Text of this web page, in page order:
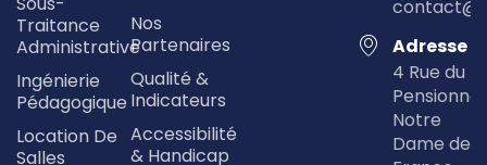
Traitance
Administrative
Ingénierie
Pédagogique
Location De
Salles
Nos
Partenaires
Qualité &
Indicateurs
Accessibilité
& Handicap
Adresse
4 Rue du
Pensionnat
Notre
Dame de